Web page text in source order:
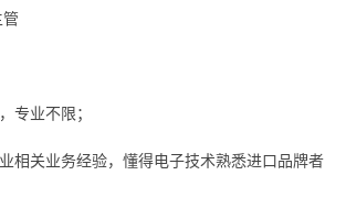
专业不限；
相关业务经验，懂得电子技术熟悉进口品牌者